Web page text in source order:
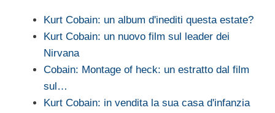
Kurt Cobain: un album d'inediti questa estate?
Kurt Cobain: un nuovo film sul leader dei
Nirvana
Cobain: Montage of heck: un estratto dal film
sul…
Kurt Cobain: in vendita la sua casa d'infanzia